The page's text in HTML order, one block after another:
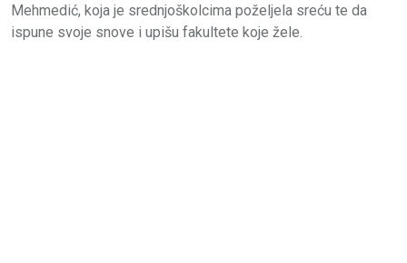
Mehmedić, koja je srednjoškolcima poželjela sreću te da
ispune svoje snove i upišu fakultete koje žele.